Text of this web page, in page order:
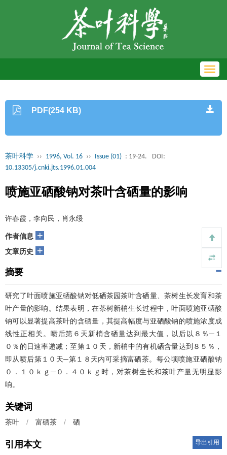
PDF(254 KB)
茶叶科学 ›› 1996, Vol. 16 ›› Issue (01) : 19-24.
DOI:
10.13305/j.cnki.jts.1996.01.004
喷施亚硒酸钠对茶叶含硒量的影响
许春霞，李向民，肖永绥
作者信息 +
文章历史 +
摘要
研究了叶面喷施亚硒酸钠对低硒茶园茶叶含硒量、茶树生长发育和茶
叶产量的影响。结果表明，在茶树新梢生长过程中，叶面喷施亚硒酸
钠可以显著提高茶叶的含硒量，其提高幅度与亚硒酸钠的喷施浓度成
线性正相关。喷后第６天新梢含硒量达到最大值，以后以８％─１
０％的日速率递减；至第１０天，新梢中的有机硒含量达到８５％，
即从喷后第１０天─第１８天内可采摘富硒茶。每公顷喷施亚硒酸钠
０．１０ｋｇ─０．４０ｋｇ时，对茶树生长和茶叶产量无明显影
响。
关键词
茶叶 / 富硒茶 / 硒
引用本文 导出引用